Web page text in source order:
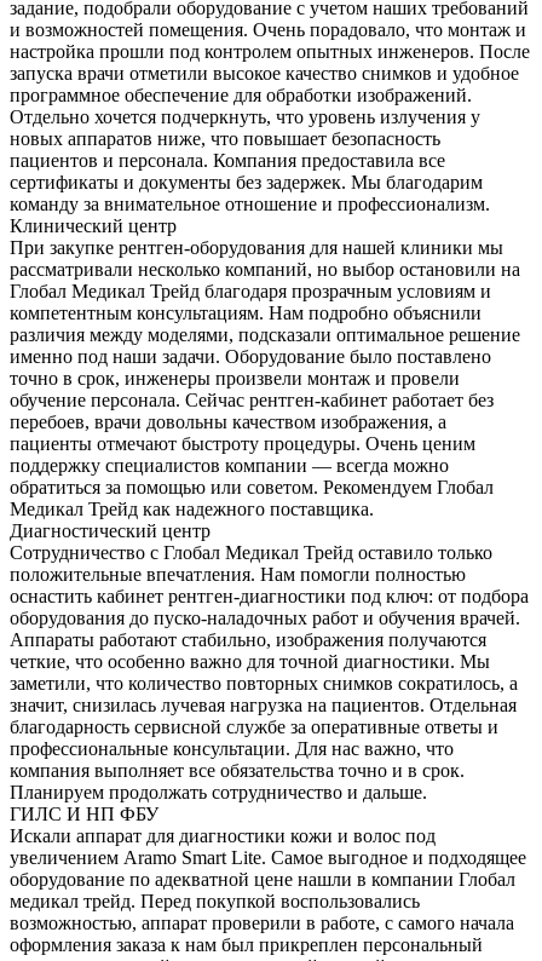
задание, подобрали оборудование с учетом наших требований
и возможностей помещения. Очень порадовало, что монтаж и
настройка прошли под контролем опытных инженеров. После
запуска врачи отметили высокое качество снимков и удобное
программное обеспечение для обработки изображений.
Отдельно хочется подчеркнуть, что уровень излучения у
новых аппаратов ниже, что повышает безопасность
пациентов и персонала. Компания предоставила все
сертификаты и документы без задержек. Мы благодарим
команду за внимательное отношение и профессионализм.
Клинический центр
При закупке рентген-оборудования для нашей клиники мы
рассматривали несколько компаний, но выбор остановили на
Глобал Медикал Трейд благодаря прозрачным условиям и
компетентным консультациям. Нам подробно объяснили
различия между моделями, подсказали оптимальное решение
именно под наши задачи. Оборудование было поставлено
точно в срок, инженеры произвели монтаж и провели
обучение персонала. Сейчас рентген-кабинет работает без
перебоев, врачи довольны качеством изображения, а
пациенты отмечают быстроту процедуры. Очень ценим
поддержку специалистов компании — всегда можно
обратиться за помощью или советом. Рекомендуем Глобал
Медикал Трейд как надежного поставщика.
Диагностический центр
Сотрудничество с Глобал Медикал Трейд оставило только
положительные впечатления. Нам помогли полностью
оснастить кабинет рентген-диагностики под ключ: от подбора
оборудования до пуско-наладочных работ и обучения врачей.
Аппараты работают стабильно, изображения получаются
четкие, что особенно важно для точной диагностики. Мы
заметили, что количество повторных снимков сократилось, а
значит, снизилась лучевая нагрузка на пациентов. Отдельная
благодарность сервисной службе за оперативные ответы и
профессиональные консультации. Для нас важно, что
компания выполняет все обязательства точно и в срок.
Планируем продолжать сотрудничество и дальше.
ГИЛС И НП ФБУ
Искали аппарат для диагностики кожи и волос под
увеличением Aramo Smart Lite. Самое выгодное и подходящее
оборудование по адекватной цене нашли в компании Глобал
медикал трейд. Перед покупкой воспользовались
возможностью, аппарат проверили в работе, с самого начала
оформления заказа к нам был прикреплен персональный